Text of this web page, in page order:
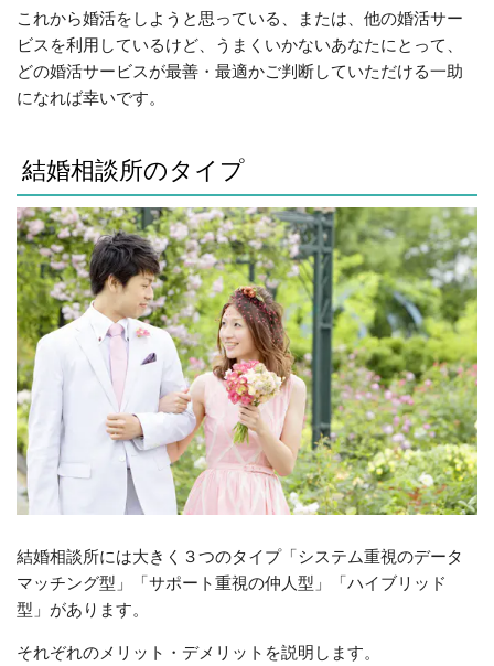
これから婚活をしようと思っている、または、他の婚活サー
ビスを利用しているけど、うまくいかないあなたにとって、
どの婚活サービスが最善・最適かご判断していただける一助
になれば幸いです。
結婚相談所のタイプ
結婚相談所には大きく３つのタイプ「システム重視のデータ
マッチング型」「サポート重視の仲人型」「ハイブリッド
型」があります。
それぞれのメリット・デメリットを説明します。